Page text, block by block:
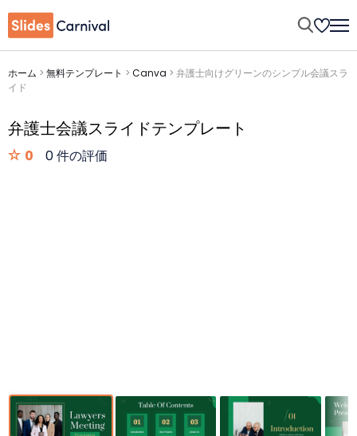
ホーム > 無料テンプレート > Canva > 弁護士向けグリーンのシンプル会議スラ
イド
弁護士会議スライドテンプレート
0 0 件の評価